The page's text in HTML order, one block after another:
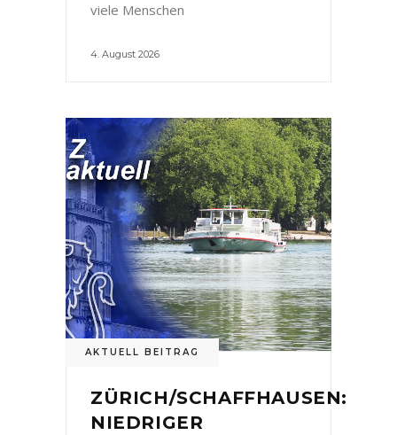
viele Menschen
4. August 2026
AKTUELL BEITRAG
ZÜRICH/SCHAFFHAUSEN:
NIEDRIGER